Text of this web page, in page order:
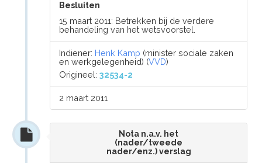
Besluiten
15 maart 2011: Betrekken bij de verdere
behandeling van het wetsvoorstel.
Indiener: Henk Kamp (minister sociale zaken
en werkgelegenheid) (VVD)
Origineel:32534-2
2 maart 2011
Nota n.a.v. het
(nader/tweede
nader/enz.) verslag